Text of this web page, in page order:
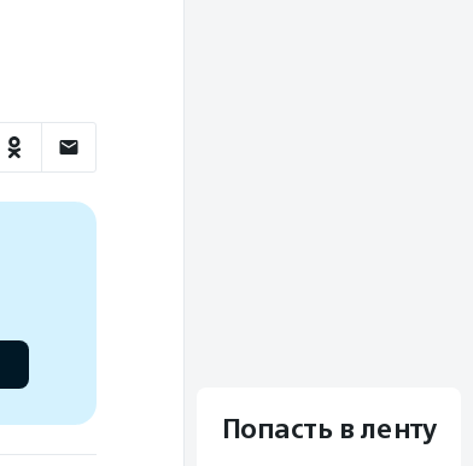
Попасть в ленту